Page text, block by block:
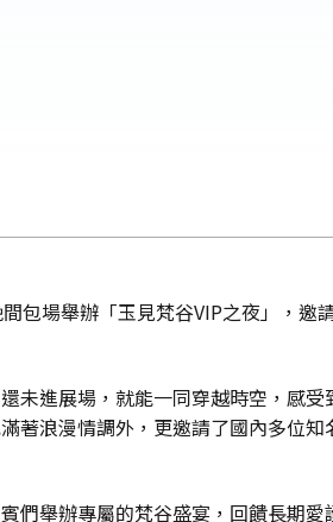
包場舉辦「玉見梵谷VIP之夜」，邀
未進展場，就能一同穿越時空，感
著浪漫情調外，更邀請了國內多位
們舉辦專屬的梵谷盛宴，回饋長期